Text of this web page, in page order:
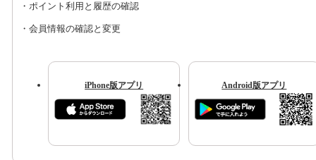
・ポイント利用と履歴の確認
・会員情報の確認と変更
iPhone版アプリ Android版アプリ